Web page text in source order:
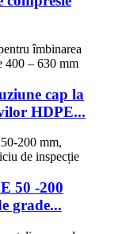
cap la
HDPE...
50 -200
grade...